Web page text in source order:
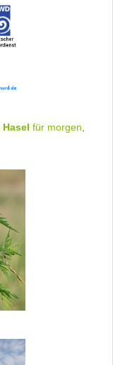
Hasel für morgen